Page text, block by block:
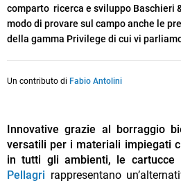
comparto ricerca e sviluppo Baschieri
modo di provare sul campo anche le
della gamma Privilege di cui vi
Un contributo di Fabio Antolini
Innovative grazie al borraggio
versatili per i materiali impiegati
in tutti gli ambienti, le cartucce
Pellagri rappresentano